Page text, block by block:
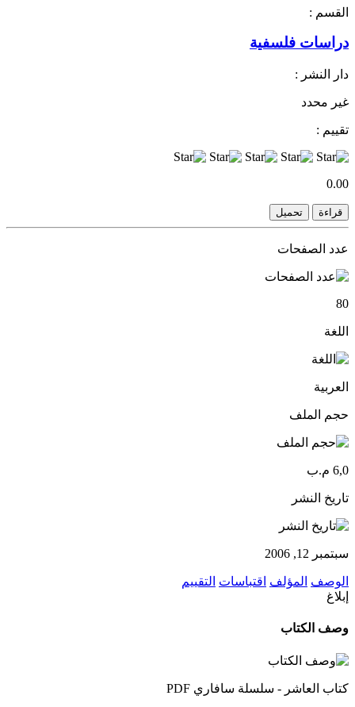
القسم :
دراسات فلسفية
دار النشر :
غير محدد
تقييم :
0.00
قراءة تحميل
عدد الصفحات
80
اللغة
العربية
حجم الملف
6,0 م.ب
تاريخ النشر
سبتمبر 12, 2006
الوصف المؤلف اقتباسات التقييم
إبلاغ
وصف الكتاب
كتاب العاشر - سلسلة سافاري PDF